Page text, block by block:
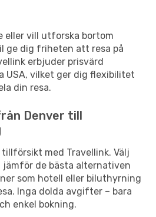
eller vill utforska bortom
ge dig friheten att resa på
erbjuder prisvärd
USA, vilket ger dig flexibilitet
din resa.
Denver till
med Travellink. Välj
jämför de bästa alternativen
som hotell eller biluthyrning
Inga dolda avgifter – bara
enkel bokning.